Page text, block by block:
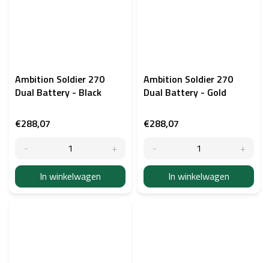
Ambition Soldier 270
Dual Battery - Black
€288,07
In winkelwagen
Ambition Soldier 270
Dual Battery - Gold
€288,07
In winkelwagen